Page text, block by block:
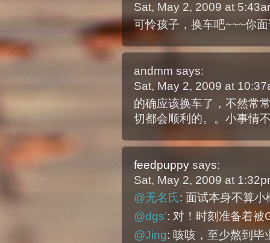
Sat, May 2, 2009 at
可怜孩子，换车吧~~~你
andmm says:
Sat, May 2, 2009 at
的确应该换车了，不然常
切都会顺利的。。小事情
feedpuppy says:
Sat, May 2, 2009 at
@无名氏: 面试本身不算
@dgs’: 对！时刻准备着被
@Jing: 咳咳，至少熬到毕